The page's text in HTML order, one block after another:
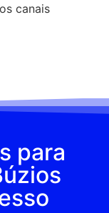
canais
para